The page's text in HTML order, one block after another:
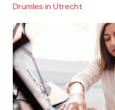
Drumles in Utrecht